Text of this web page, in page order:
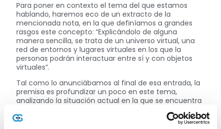
Para poner en contexto el tema del que estamos
hablando, haremos eco de un extracto de la
mencionada nota, en la que definíamos a grandes
rasgos este concepto: “Explicándolo de alguna
manera sencilla, se trata de un universo virtual, una
red de entornos y lugares virtuales en los que la
personas podrán interactuar entre sí y con objetos
virtuales”.
Tal como lo anunciábamos al final de esa entrada, la
premisa es profundizar un poco en este tema,
analizando la situación actual en la que se encuentra
el desarrollo y qué tan posible sea recrear en la vida
real algo que, hasta ahora, parece pura literatura.